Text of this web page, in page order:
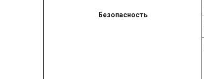
Безопасность